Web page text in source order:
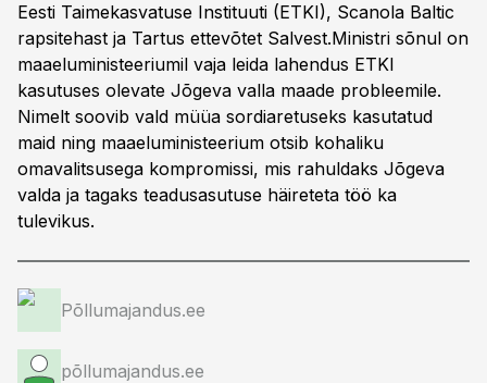
Eesti Taimekasvatuse Instituuti (ETKI), Scanola Baltic
rapsitehast ja Tartus ettevõtet Salvest.Ministri sõnul on
maaeluministeeriumil vaja leida lahendus ETKI
kasutuses olevate Jõgeva valla maade probleemile.
Nimelt soovib vald müüa sordiaretuseks kasutatud
maid ning maaeluministeerium otsib kohaliku
omavalitsusega kompromissi, mis rahuldaks Jõgeva
valda ja tagaks teadusasutuse häireteta töö ka
tulevikus.
Põllumajandus.ee
põllumajandus.ee